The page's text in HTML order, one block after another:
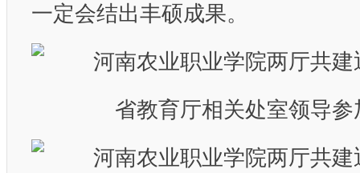
一定会结出丰硕成果。
省教育厅相关处室领导参